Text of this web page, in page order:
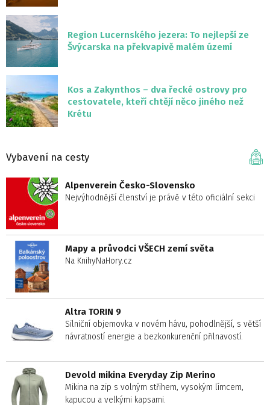
Region Lucernského jezera: To nejlepší ze
Švýcarska na překvapivě malém území
Kos a Zakynthos – dva řecké ostrovy pro
cestovatele, kteří chtějí něco jiného než
Krétu
Vybavení na cesty
Alpenverein Česko-Slovensko
Nejvýhodnější členství je právě v této oficiální sekci
Mapy a průvodci VŠECH zemí světa
Na KnihyNaHory.cz
Altra TORIN 9
Silniční objemovka v novém hávu, pohodlnější, s větší
návratností energie a bezkonkurenční přilnavostí.
Devold mikina Everyday Zip Merino
Mikina na zip s volným střihem, vysokým límcem,
kapucou a velkými kapsami.